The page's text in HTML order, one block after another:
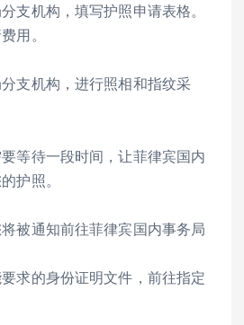
支机构，填写护照申请表格。
用。
支机构，进行照相和指纹采
等待一段时间，让菲律宾国内
护照。
被通知前往菲律宾国内事务局
求的身份证明文件，前往指定